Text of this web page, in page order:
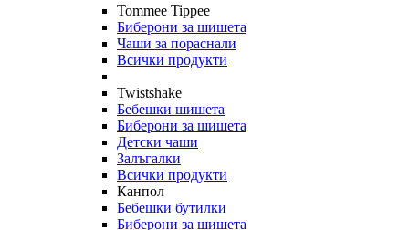
Tommee Tippee
Биберони за шишета
Чаши за пораснали
Всички продукти
Twistshake
Бебешки шишета
Биберони за шишета
Детски чаши
Залъгалки
Всички продукти
Канпол
Бебешки бутилки
Биберони за шишета